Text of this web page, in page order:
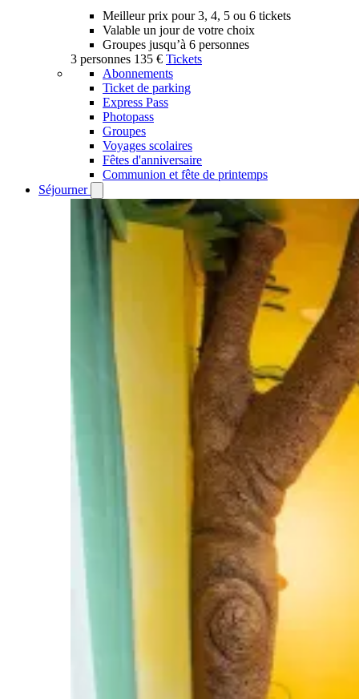
Meilleur prix pour 3, 4, 5 ou 6 tickets
Valable un jour de votre choix
Groupes jusqu’à 6 personnes
3 personnes 135 € Tickets
Abonnements
Ticket de parking
Express Pass
Photopass
Groupes
Voyages scolaires
Fêtes d'anniversaire
Communion et fête de printemps
Séjourner
Séjourner
submenu